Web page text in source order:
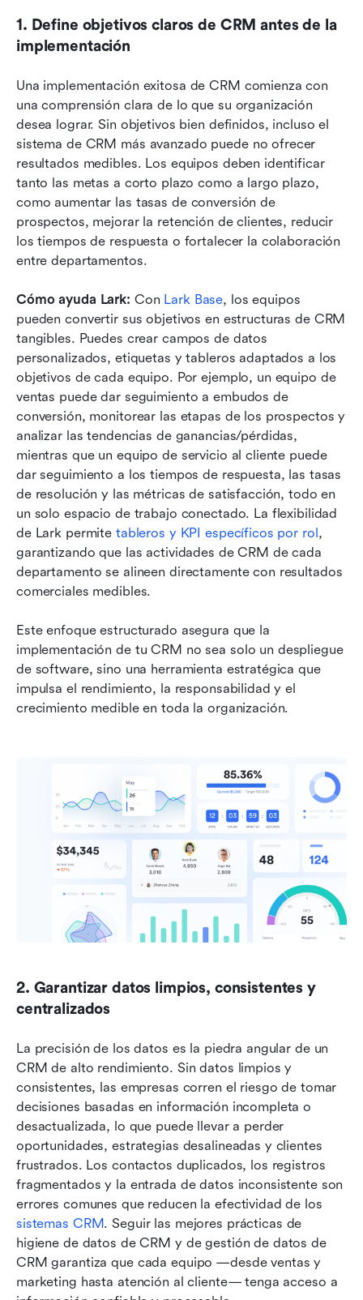
1. Define objetivos claros de CRM antes de la
implementación
Una implementación exitosa de CRM comienza con
una comprensión clara de lo que su organización
desea lograr. Sin objetivos bien definidos, incluso el
sistema de CRM más avanzado puede no ofrecer
resultados medibles. Los equipos deben identificar
tanto las metas a corto plazo como a largo plazo,
como aumentar las tasas de conversión de
prospectos, mejorar la retención de clientes, reducir
los tiempos de respuesta o fortalecer la colaboración
entre departamentos.
Cómo ayuda Lark: Con Lark Base, los equipos
pueden convertir sus objetivos en estructuras de CRM
tangibles. Puedes crear campos de datos
personalizados, etiquetas y tableros adaptados a los
objetivos de cada equipo. Por ejemplo, un equipo de
ventas puede dar seguimiento a embudos de
conversión, monitorear las etapas de los prospectos y
analizar las tendencias de ganancias/pérdidas,
mientras que un equipo de servicio al cliente puede
dar seguimiento a los tiempos de respuesta, las tasas
de resolución y las métricas de satisfacción, todo en
un solo espacio de trabajo conectado. La flexibilidad
de Lark permite tableros y KPI específicos por rol,
garantizando que las actividades de CRM de cada
departamento se alineen directamente con resultados
comerciales medibles.
Este enfoque estructurado asegura que la
implementación de tu CRM no sea solo un despliegue
de software, sino una herramienta estratégica que
impulsa el rendimiento, la responsabilidad y el
crecimiento medible en toda la organización.
2. Garantizar datos limpios, consistentes y
centralizados
La precisión de los datos es la piedra angular de un
CRM de alto rendimiento. Sin datos limpios y
consistentes, las empresas corren el riesgo de tomar
decisiones basadas en información incompleta o
desactualizada, lo que puede llevar a perder
oportunidades, estrategias desalineadas y clientes
frustrados. Los contactos duplicados, los registros
fragmentados y la entrada de datos inconsistente son
sistemas CRM. Seguir las mejores prácticas de
higiene de datos de CRM y de gestión de datos de
CRM garantiza que cada equipo —desde ventas y
marketing hasta atención al cliente— tenga acceso a